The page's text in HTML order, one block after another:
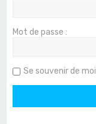
Mot de passe :
Se souvenir de moi